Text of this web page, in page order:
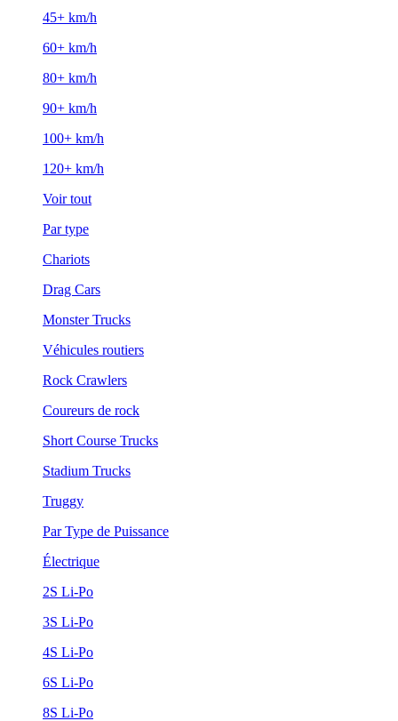
45+ km/h
60+ km/h
80+ km/h
90+ km/h
100+ km/h
120+ km/h
Voir tout
Par type
Chariots
Drag Cars
Monster Trucks
Véhicules routiers
Rock Crawlers
Coureurs de rock
Short Course Trucks
Stadium Trucks
Truggy
Par Type de Puissance
Électrique
2S Li-Po
3S Li-Po
4S Li-Po
6S Li-Po
8S Li-Po